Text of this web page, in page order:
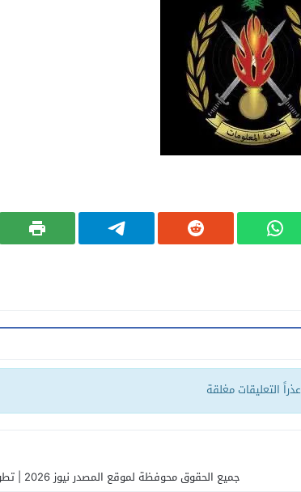
عذراً التعليقات مغلقة
جميع الحقوق محوفظة لموقع المصدر نيوز 2026 | تطوير